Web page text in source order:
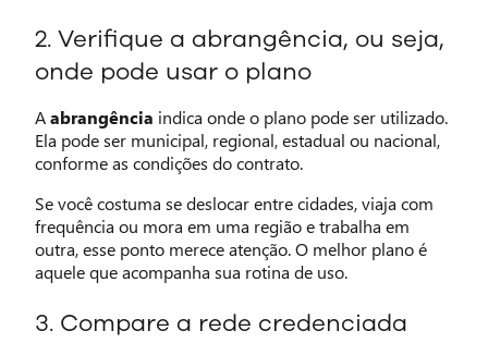
2. Verifique a abrangência, ou seja,
onde pode usar o plano
Aabrangência indica onde o plano pode ser utilizado.
Ela pode ser municipal, regional, estadual ou nacional,
conforme as condições do contrato.
Se você costuma se deslocar entre cidades, viaja com
frequência ou mora em uma região e trabalha em
outra, esse ponto merece atenção. O melhor plano é
aquele que acompanha sua rotina de uso.
3. Compare a rede credenciada